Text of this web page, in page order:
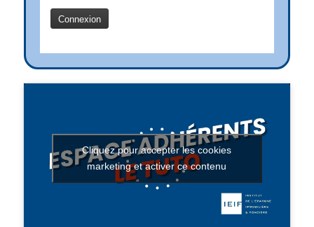
Cliquez pour accepter les cookies
marketing et activer ce contenu